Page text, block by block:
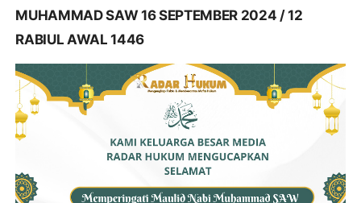
MUHAMMAD SAW 16 SEPTEMBER 2024 / 12
RABIUL AWAL 1446